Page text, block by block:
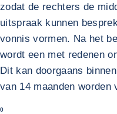
zodat de rechters de
uitspraak kunnen
vonnis vormen. Na het
wordt een met redenen
Dit kan doorgaans
van 14 maanden worden
0